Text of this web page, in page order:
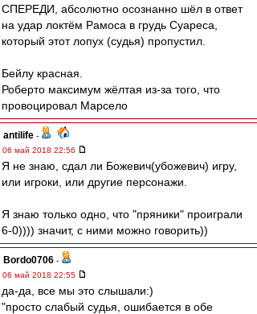
СПЕРЕДИ, абсолютно осознанно шёл в ответ
на удар локтём Рамоса в грудь Суареса,
который этот лопух (судья) пропустил.
Бейлу красная.
Роберто максимум жёлтая из-за того, что
провоцировал Марсело
antilife -
06 май 2018 22:56
Я не знаю, сдал ли Божевич(убожевич) игру,
или игроки, или другие персонажи.
Я знаю только одно, что "пряники" проиграли
6-0)))) значит, с ними можно говорить))
Bordo0706 -
06 май 2018 22:55
да-да, все мы это слышали:)
"просто слабый судья, ошибается в обе